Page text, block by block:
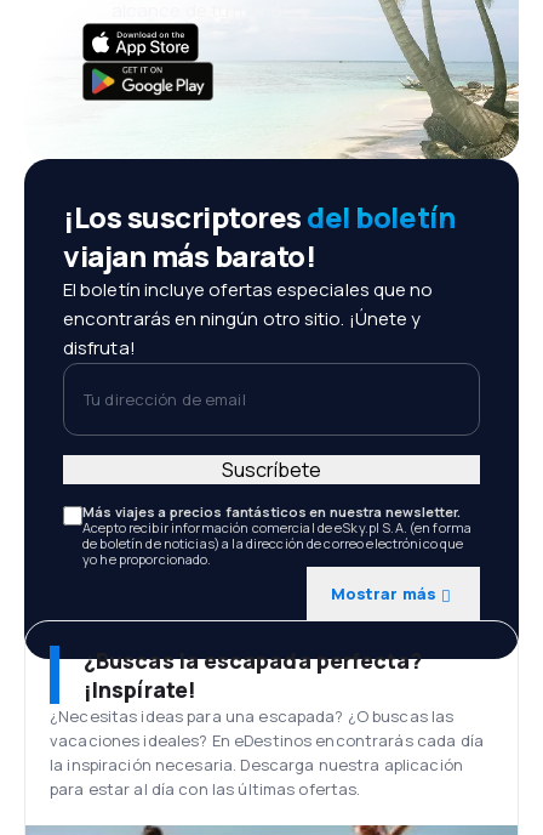
¡Los suscriptoresdel boletín
viajan más barato!
El boletín incluye ofertas especiales que no
encontrarás en ningún otro sitio. ¡Únete y
disfruta!
Tu dirección de email
Más viajes a precios fantásticos en nuestra newsletter.
Acepto recibir información comercial de eSky.pl S.A. (en forma
de boletín de noticias) a la dirección de correo electrónico que
yo he proporcionado.
Mostrar más
Suscríbete
¿Buscas la escapada perfecta?
¡Inspírate!
¿Necesitas ideas para una escapada? ¿O buscas las
vacaciones ideales? En eDestinos encontrarás cada día
la inspiración necesaria. Descarga nuestra aplicación
para estar al día con las últimas ofertas.